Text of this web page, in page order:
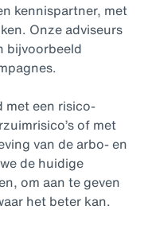
kennispartner, met
Onze adviseurs
bijvoorbeeld
met een risico-
of met
van de arbo- en
de huidige
om aan te geven
het beter kan.